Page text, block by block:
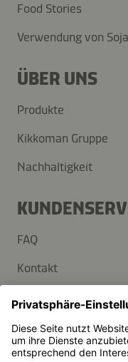
Food Stories
Verwendung von
ÜBER UNS
Produkte
Kikkoman Gruppe
Nachhaltigkeit
FAQ
Kontakt
Newsletter
Presse